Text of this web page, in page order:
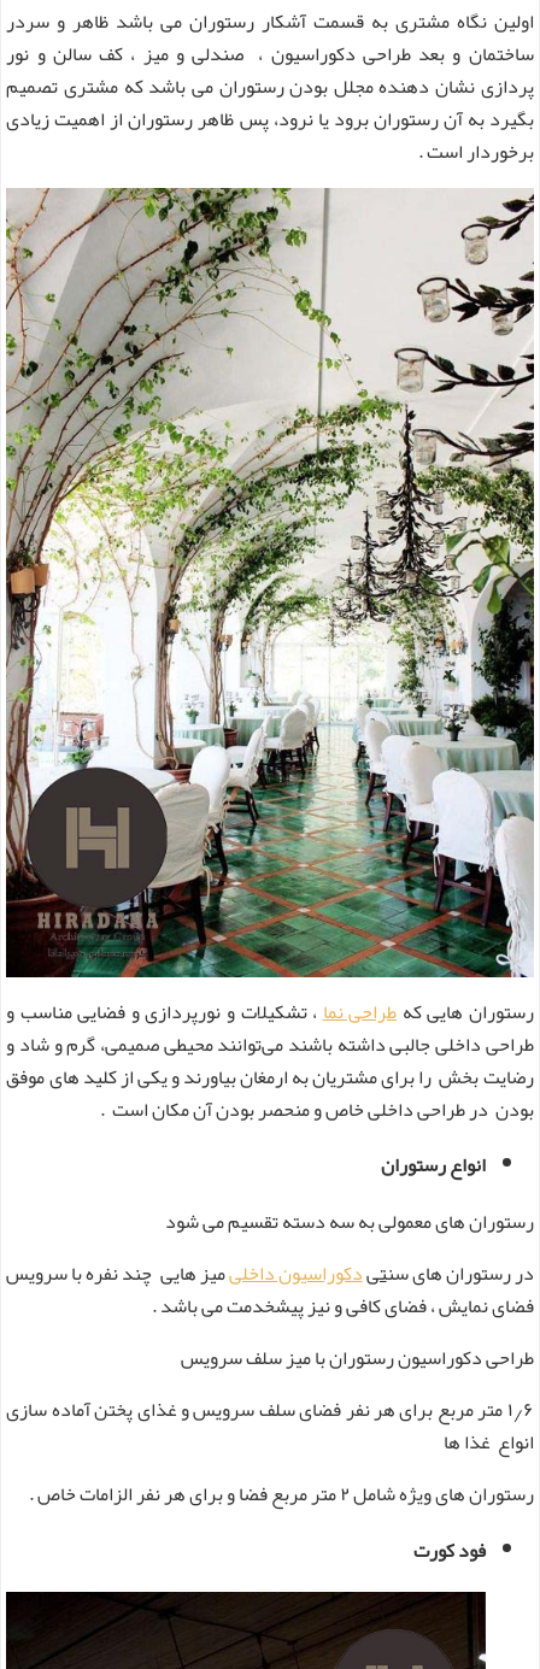
اولین نگاه مشتری به قسمت آشکار رستوران می باشد ظاهر و سردر
ساختمان و بعد طراحی دکوراسیون ، صندلی و میز ، کف سالن و نور
پردازی نشان دهنده مجلل بودن رستوران می باشد که مشتری تصمیم
بگیرد به آن رستوران برود یا نرود، پس ظاهر رستوران از اهمیت زیادی
برخوردار است .
رستوران هایی کهطراحی نما، تشکیلات و نورپردازی و فضایی مناسب و
طراحی داخلی جالبی داشته باشند می‌توانند محیطی صمیمی، گرم و شاد و
رضایت بخش را برای مشتریان به ارمغان بیاورند و یکی از کلید های موفق
بودن در طراحی داخلی خاص و منحصر بودن آن مکان است .
انواع رستوران
رستوران های معمولی به سه دسته تقسیم می شود
در رستوران های سنتیدکوراسیون داخلیمیز هایی چند نفره با سرویس
فضای نمایش ، فضای کافی و نیز پیشخدمت می باشد .
طراحی دکوراسیون رستوران با میز سلف سرویس
۱٫۶ متر مربع برای هر نفر فضای سلف سرویس و غذای پختن آماده سازی
انواع غذا ها
رستوران های ویژه شامل ۲ متر مربع فضا و برای هر نفر الزامات خاص .
فود کورت